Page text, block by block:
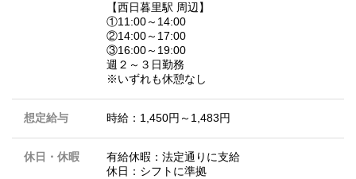
【西日暮里駅 周辺】
①11:00～14:00
②14:00～17:00
③16:00～19:00
週２～３日勤務
※いずれも休憩なし
想定給与 時給：1,450円～1,483円
休日・休暇
有給休暇：法定通りに支給
休日：シフトに準拠